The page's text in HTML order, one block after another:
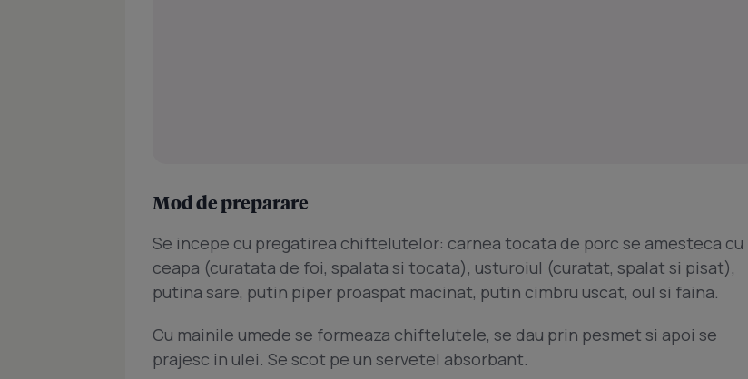
Mod de preparare
Se incepe cu pregatirea chiftelutelor: carnea tocata de porc se amesteca cu
ceapa (curatata de foi, spalata si tocata), usturoiul (curatat, spalat si pisat),
putina sare, putin piper proaspat macinat, putin cimbru uscat, oul si faina.
Cu mainile umede se formeaza chiftelutele, se dau prin pesmet si apoi se
prajesc in ulei. Se scot pe un servetel absorbant.